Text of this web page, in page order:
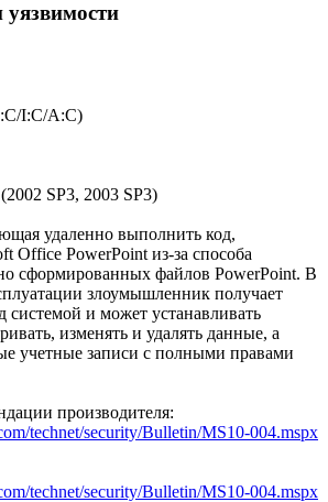
уязвимости
I:C/A:C)
(2002 SP3, 2003 SP3)
удаленно выполнить код,
Office PowerPoint из-за способа
сформированных файлов PowerPoint. В
злоумышленник получает
системой и может устанавливать
изменять и удалять данные, а
учетные записи с полными правами
производителя:
technet/security/Bulletin/MS10-004.mspx
technet/security/Bulletin/MS10-004.mspx